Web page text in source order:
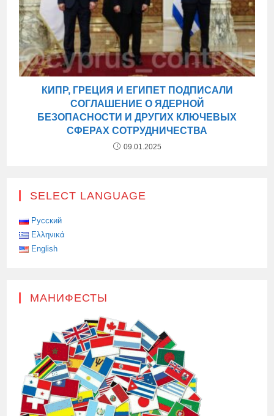
КИПР, ГРЕЦИЯ И ЕГИПЕТ ПОДПИСАЛИ
СОГЛАШЕНИЕ О ЯДЕРНОЙ
БЕЗОПАСНОСТИ И ДРУГИХ КЛЮЧЕВЫХ
СФЕРАХ СОТРУДНИЧЕСТВА
09.01.2025
SELECT LANGUAGE
Русский
Ελληνικά
English
МАНИФЕСТЫ